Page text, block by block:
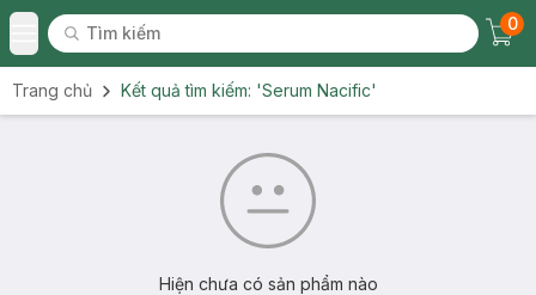
Toggle Menu
Tìm kiếm
Tìm kiếm
0
Trang chủ Kết quả tìm kiếm: 'Serum Nacific'
Hiện chưa có sản phẩm nào